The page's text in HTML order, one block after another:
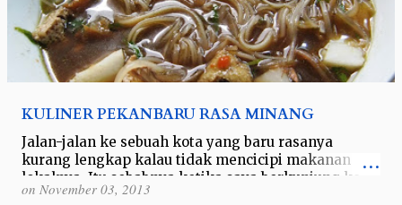
KULINER PEKANBARU RASA MINANG
Jalan-jalan ke sebuah kota yang baru rasanya
kurang lengkap kalau tidak mencicipi makanan
lokalnya. Itu sebabnya ketika saya berkunjung ke
Pekanbaru, Riau, saya mencoba tidak mema…
on November 03, 2013